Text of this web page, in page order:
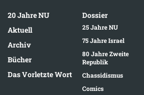
20 Jahre NU
Aktuell
Archiv
Bücher
Das Vorletzte Wort
Dossier
25 Jahre NU
75 Jahre Israel
80 Jahre Zweite
Republik
Chassidismus
Comics